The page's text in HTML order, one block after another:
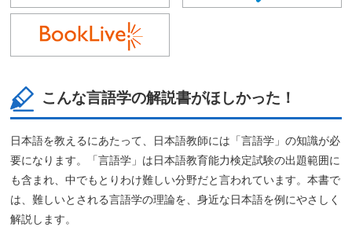
こんな言語学の解説書がほしかった！
日本語を教えるにあたって、日本語教師には「言語学」の知識が必
要になります。「言語学」は日本語教育能力検定試験の出題範囲に
も含まれ、中でもとりわけ難しい分野だと言われています。本書で
は、難しいとされる言語学の理論を、身近な日本語を例にやさしく
解説します。